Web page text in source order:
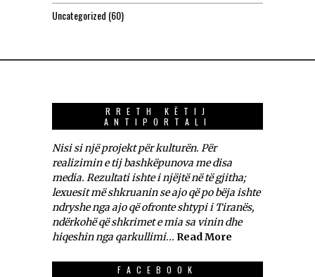
Uncategorized (60)
RRETH KËTIJ
ANTIPORTALI
Nisi si një projekt për kulturën. Për
realizimin e tij bashkëpunova me disa
media. Rezultati ishte i njëjtë në të gjitha;
lexuesit më shkruanin se ajo që po bëja ishte
ndryshe nga ajo që ofronte shtypi i Tiranës,
ndërkohë që shkrimet e mia sa vinin dhe
hiqeshin nga qarkullimi... Read More
FACEBOOK